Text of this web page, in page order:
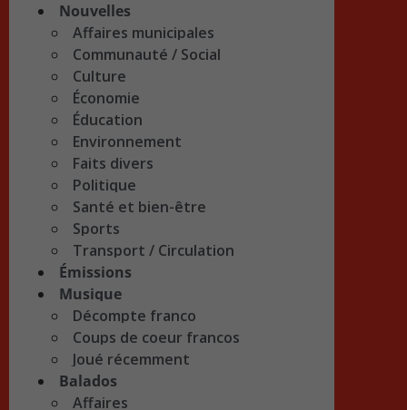
Nouvelles
Affaires municipales
Communauté / Social
Culture
Économie
Éducation
Environnement
Faits divers
Politique
Santé et bien-être
Sports
Transport / Circulation
Émissions
Musique
Décompte franco
Coups de coeur francos
Joué récemment
Balados
Affaires